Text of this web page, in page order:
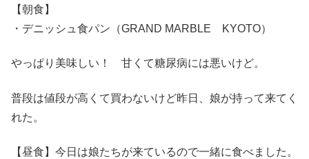
【朝食】
・デニッシュ食パン（GRAND MARBLE KYOTO）
やっぱり美味しい！ 甘くて糖尿病には悪いけど。
普段は値段が高くて買わないけど昨日、娘が持って来てく
れた。
【昼食】今日は娘たちが来ているので一緒に食べました。